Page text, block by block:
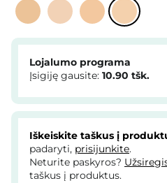
Lojalumo programa
Įsigiję gausite: 10.90 tšk.
Iškeiskite taškus į
padaryti, prisijunkite.
Neturite paskyros?
taškus į produktus.